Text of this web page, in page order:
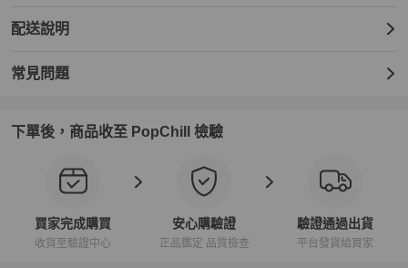
配送說明
常見問題
下單後，商品收至 PopChill 檢驗
買家完成購買
收貨至驗證中心
安心購驗證
正品鑑定 品質檢查
驗證通過出貨
平台發貨給買家